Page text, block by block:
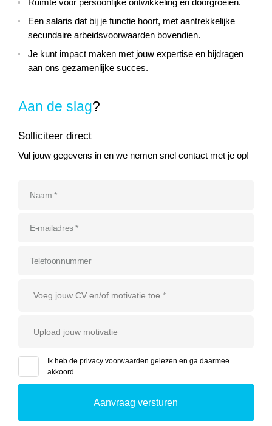
Ruimte voor persoonlijke ontwikkeling en doorgroeien.
Een salaris dat bij je functie hoort, met aantrekkelijke
secundaire arbeidsvoorwaarden bovendien.
Je kunt impact maken met jouw expertise en bijdragen
aan ons gezamenlijke succes.
Aan de slag?
Solliciteer direct
Vul jouw gegevens in en we nemen snel contact met je op!
Voeg jouw CV en/of motivatie toe *
Upload jouw motivatie
Ik heb de privacy voorwaarden gelezen en ga daarmee
akkoord.